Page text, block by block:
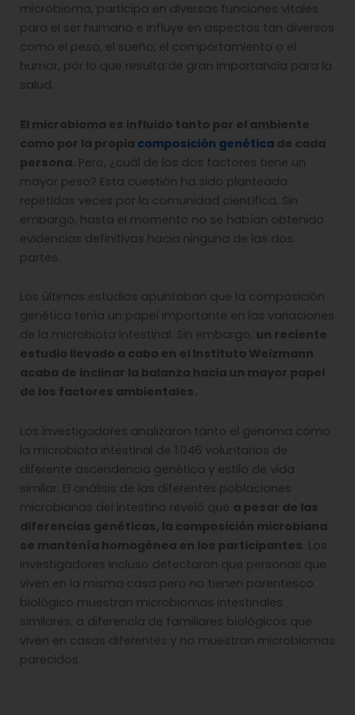
microbioma, participa en diversas funciones vitales
para el ser humano e influye en aspectos tan diversos
como el peso, el sueño, el comportamiento o el
humor, por lo que resulta de gran importancia para la
salud.
El microbioma es influido tanto por el ambiente
como por la propia composición genética de cada
persona. Pero, ¿cuál de los dos factores tiene un
mayor peso? Esta cuestión ha sido planteada
repetidas veces por la comunidad científica. Sin
embargo, hasta el momento no se habían obtenido
evidencias definitivas hacia ninguna de las dos
partes.
Los últimos estudios apuntaban que la composición
genética tenía un papel importante en las variaciones
de la microbiota intestinal. Sin embargo, un reciente
estudio llevado a cabo en el Instituto Weizmann
acaba de inclinar la balanza hacia un mayor papel
de los factores ambientales.
Los investigadores analizaron tanto el genoma como
la microbiota intestinal de 1.046 voluntarios de
diferente ascendencia genética y estilo de vida
similar. El análisis de las diferentes poblaciones
microbianas del intestino reveló que a pesar de las
diferencias genéticas, la composición microbiana
se mantenía homogénea en los participantes. Los
investigadores incluso detectaron que personas que
viven en la misma casa pero no tienen parentesco
biológico muestran microbiomas intestinales
similares, a diferencia de familiares biológicos que
viven en casas diferentes y no muestran microbiomas
parecidos.